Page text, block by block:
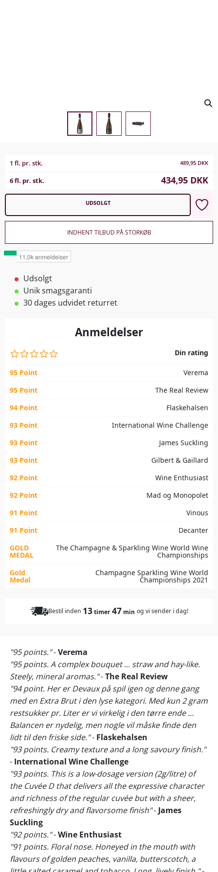
1 fl. pr. stk. 489,95 DKK
6 fl. pr. stk. 434,95 DKK
UDSOLGT
INDHENT TILBUD PÅ STORKØB
Udsolgt
Unik smagsgaranti
30 dages udvidet returret
Anmeldelser
Din rating
95 Point
Verema
95 Point
The Real Review
94 Point
Flaskehalsen
93 Point
International Wine Challenge
93 Point
James Suckling
93 Point
Gilbert & Gaillard
92 Point
Wine Enthusiast
92 Point
Mad og Monopolet
91 Point
Vinous
91 Point
Decanter
GOLD
MEDAL
The Champagne & Sparkling Wine World Wine
Championships
Gold
Medal
Champagne Sparkling Wine World
Championships 2021
Bestil inden 13timer47 min og vi sender i dag!
"95 points."-Verema
"95 points. A complex bouquet ... straw and hay-like.
Steely, mineral aromas."-The Real Review
"94 point. Her er Devaux på spil igen og denne gang
med en Extra Brut i den lyse kategori. Med kun 2 gram
restsukker pr. Liter er vi virkelig i den tørre ende ...
Balancen er nydelig, men nogle vil måske finde den
lidt til den friske side."- Flaskehalsen
"93 points. Creamy texture and a long savoury finish."
- International Wine Challenge
"93 points. This is a low-dosage version (2g/litre) of
the Cuvée D that delivers all the expressive character
and richness of the regular cuvée but with a sheer,
refreshingly dry and flavorsome finish"- James
Suckling
"92 points."-Wine Enthusiast
"91 points. Floral nose. Honeyed in the mouth with
flavours of golden peaches, vanilla, butterscotch, a